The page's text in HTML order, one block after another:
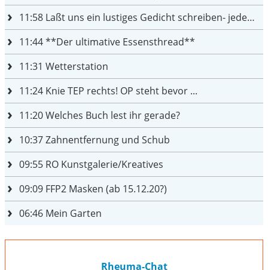
11:58 Laßt uns ein lustiges Gedicht schreiben- jeder einen Satz
11:44**Der ultimative Essensthread**
11:31 Wetterstation
11:24 Knie TEP rechts! OP steht bevor ...
11:20Welches Buch lest ihr gerade?
10:37Zahnentfernung und Schub
09:55 RO Kunstgalerie/Kreatives
09:09 FFP2 Masken (ab 15.12.20?)
06:46 Mein Garten
Rheuma-Chat